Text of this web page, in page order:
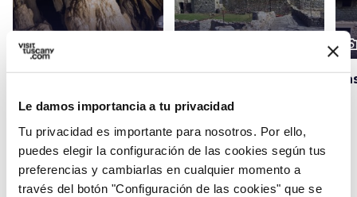
Le damos importancia a tu privacidad
Tu privacidad es importante para nosotros. Por ello,
puedes elegir la configuración de las cookies según tus
preferencias y cambiarlas en cualquier momento a
través del botón "Configuración de las cookies" que se
photo_camera
Grutas de Equi
Ideas